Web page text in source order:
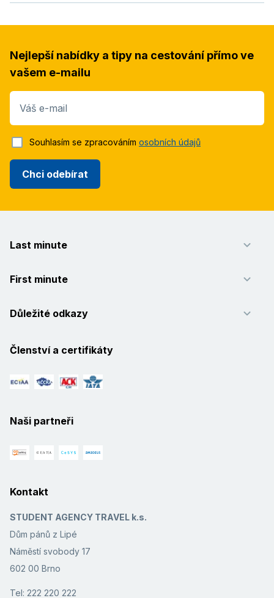
Nejlepší nabídky a tipy na cestování přímo ve
vašem e-mailu
Váš e-mail
Chci odebírat
Souhlasím se zpracováním osobních údajů
Last minute
First minute
Důležité odkazy
Členství a certifikáty
Naši partneři
Kontakt
STUDENT AGENCY TRAVEL k.s.
Dům pánů z Lipé
Náměstí svobody 17
602 00 Brno
Tel: 222 220 222